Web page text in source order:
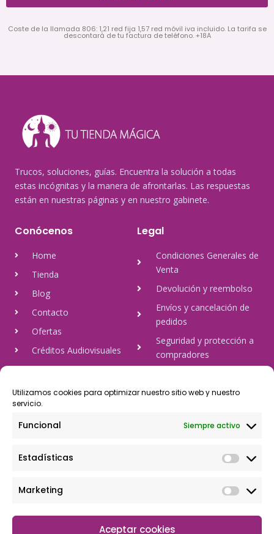
Utilizamos cookies para optimizar nuestro sitio web y nuestro
servicio.
Funcional Siempre activo
Estadísticas
Marketing
Aceptar cookies
Coste de la llamada 806: 1,21 red fija 1,57 red móvil iva incluido. La tarifa se
descontará de tu factura de teléfono. +18A
Trucos, soluciones, guías. Encuentra la solución a todas
estas incógnitas y la manera de afrontarlas. Las respuestas
están en nuestras páginas y en nuestro gabinete.
Conócenos
Home
Tienda
Blog
Contacto
Ofertas
Créditos Audiovisuales
tulineamagica.com
Legal
Condiciones Generales de
Venta
Devolución y reembolso
Envíos y cancelación de
pedidos
Seguridad y protección a
compradores
Política de cookies